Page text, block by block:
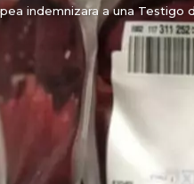
indemnizara a una Testigo